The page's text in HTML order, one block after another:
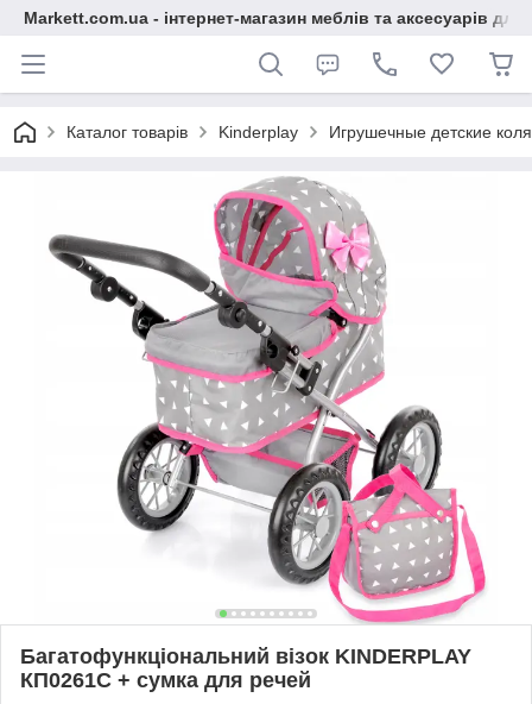
Markett.com.ua - інтернет-магазин меблів та аксесуарів для
Каталог товарів Kinderplay Игрушечные детские
Багатофункціональний візок KINDERPLAY
КП0261С + сумка для речей